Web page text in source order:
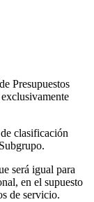
Presupuestos
clasificación
será igual para
en el supuesto
de servicio.